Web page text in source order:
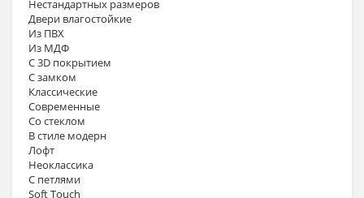
Нестандартных размеров
Двери влагостойкие
Из ПВХ
Из МДФ
С 3D покрытием
С замком
Классические
Современные
Со стеклом
В стиле модерн
Лофт
Неоклассика
С петлями
Soft Touch